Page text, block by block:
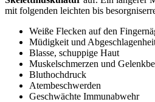
mit folgenden leichten bis
Weiße Flecken auf den
Müdigkeit und
Blasse, schuppige Haut
Muskelschmerzen und
Bluthochdruck
Atembeschwerden
Geschwächte Immunabwehr